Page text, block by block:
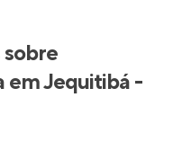
em Jequitibá -